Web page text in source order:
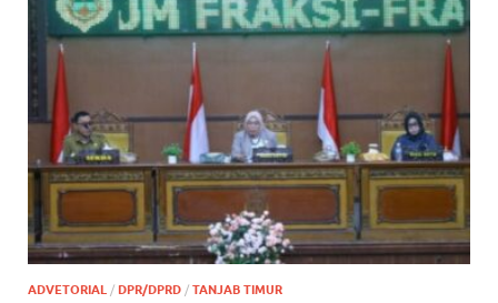
ADVETORIAL / DPR/DPRD / TANJAB TIMUR